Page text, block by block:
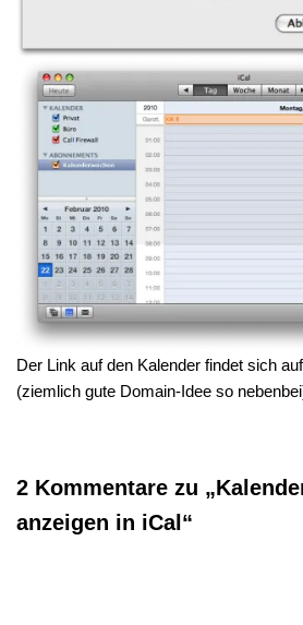
Der Link auf den Kalender findet sich auf
(ziemlich gute Domain-Idee so
2 Kommentare zu
anzeigen in iCal“